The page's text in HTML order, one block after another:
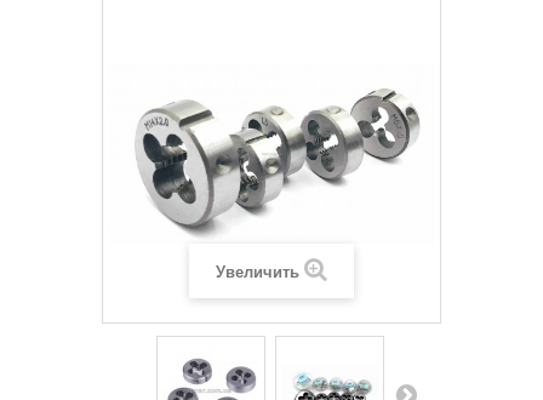
Увеличить